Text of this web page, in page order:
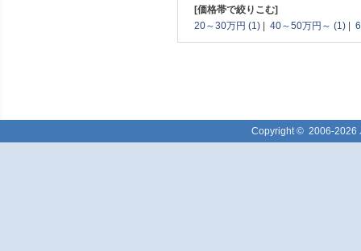
[価格帯で絞りこむ]
20～30万円 (1) | 40～50万円～ (1) |
Copyright © 2006-2026